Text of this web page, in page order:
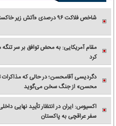
شاخص فلاکت ۹۶ درصدی «آتش زیر خاکستر» است
مقام آمریکایی: به محض توافق بر سر
کرد
دگردیسی آقامحسن؛ در حالی که مذاکرات
محسن» از جنگ سخن می‌گوید
اکسیوس: ایران در انتظار تأیید نهایی
سفر عراقچی به پاکستان